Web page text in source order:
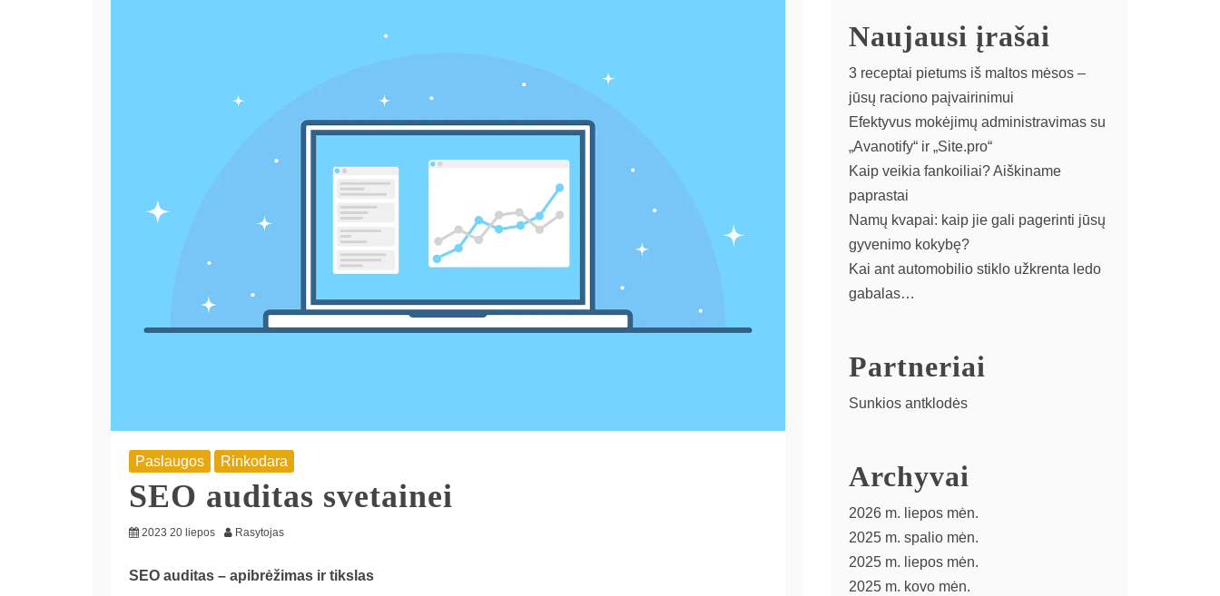
Paslaugos Rinkodara
SEO auditas svetainei
2023 20 liepos Rasytojas
SEO auditas – apibrėžimas ir tikslas
Naujausi įrašai
3 receptai pietums iš maltos mėsos –
jūsų raciono paįvairinimui
Efektyvus mokėjimų administravimas su
„Avanotify“ ir „Site.pro“
Kaip veikia fankoiliai? Aiškiname
paprastai
Namų kvapai: kaip jie gali pagerinti jūsų
gyvenimo kokybę?
Kai ant automobilio stiklo užkrenta ledo
gabalas…
Partneriai
Sunkios antklodės
Archyvai
2026 m. liepos mėn.
2025 m. spalio mėn.
2025 m. liepos mėn.
2025 m. kovo mėn.